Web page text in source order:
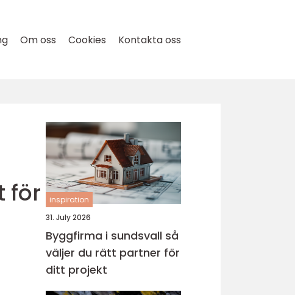
Om oss Cookies Kontakta oss
för
inspiration
31. July 2026
Byggfirma i sundsvall så
väljer du rätt partner för
ditt projekt